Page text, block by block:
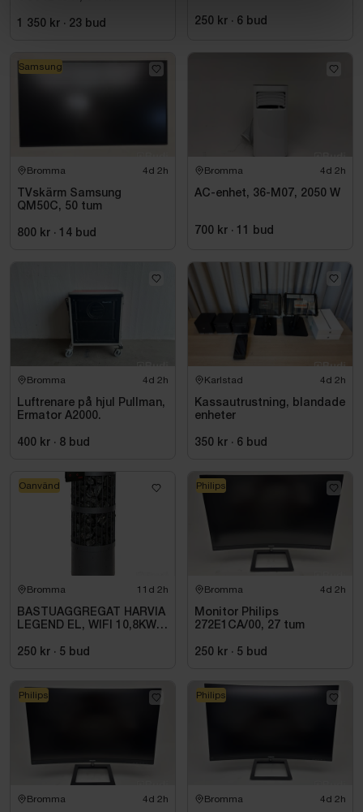
1 350 kr · 23 bud 250 kr · 6 bud
Bromma 4d 2h
TVskärm Samsung
QM50C, 50 tum
800 kr · 14 bud
Samsung
Bromma 4d 2h
AC-enhet, 36-M07, 2050 W
700 kr · 11 bud
Bromma 4d 2h
Luftrenare på hjul Pullman,
Ermator A2000.
400 kr · 8 bud
Karlstad 4d 2h
Kassautrustning, blandade
enheter
350 kr · 6 bud
Bromma 11d 2h
BASTUAGGREGAT HARVIA
LEGEND EL, WIFI 10,8KW
250 kr · 5 bud
Oanvänd
Bromma 4d 2h
Monitor Philips
272E1CA/00, 27 tum
250 kr · 5 bud
Philips
Bromma 4d 2h
Philips
Bromma 4d 2h
Philips